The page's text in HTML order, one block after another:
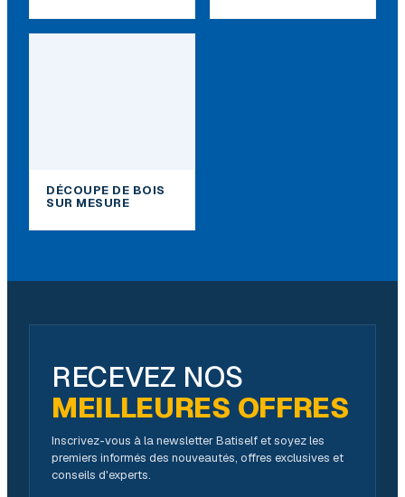
DÉCOUPE DE BOIS
SUR MESURE
RECEVEZ NOS
MEILLEURES OFFRES
Inscrivez-vous à la newsletter Batiself et soyez les
premiers informés des nouveautés, offres exclusives et
conseils d'experts.